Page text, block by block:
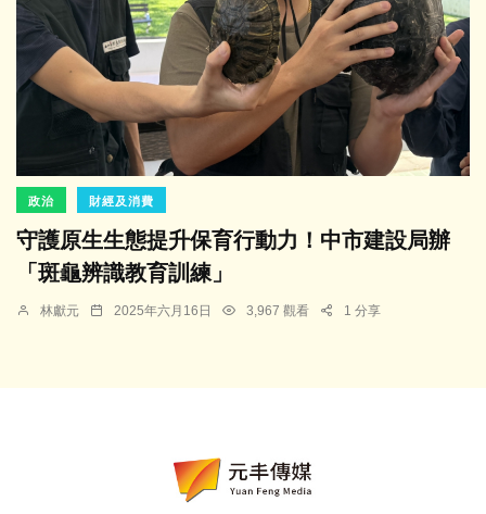
政治 財經及消費
守護原生生態提升保育行動力！中市建設局辦
「斑龜辨識教育訓練」
林獻元 2025年六月16日 3,967 觀看 1 分享